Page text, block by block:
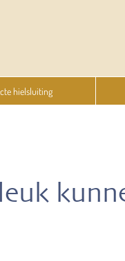
hielsluiting